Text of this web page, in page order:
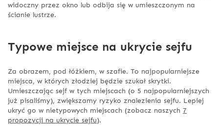
widoczny przez okno lub odbija się w umieszczonym na
ścianie lustrze.
Typowe miejsce na ukrycie sejfu
Za obrazem, pod łóżkiem, w szafie. To najpopularniejsze
miejsca, w których złodziej będzie szukał skrytki.
Umieszczając sejf w tych miejscach (o 5 najpopularniejszych
już pisaliśmy), zwiększamy ryzyko znalezienia sejfu. Lepiej
ukryć go w nietypowych miejscach (zobacz naszych 7
propozycji na ukrycie sejfu).